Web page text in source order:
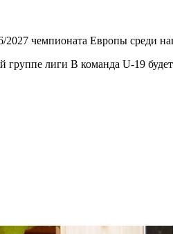
2027 чемпионата Европы среди
лиги B команда U-19